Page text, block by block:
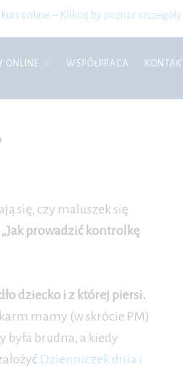
online – Kliknij by poznać szczegóły
ONLINE WSPÓŁPRACA KONTAKT
się, czy maluszek się
„Jak prowadzić kontrolkę
dziecko i z której piersi.
mamy (w skrócie PM)
brudna, a kiedy
Dzienniczek dnia i